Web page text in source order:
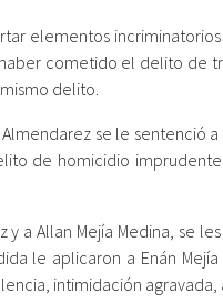
elementos
cometido el delito de
delito.
Almendarez se le
de homicidio
y a Allan Mejía Medina,
le aplicaron a Enán
intimidación